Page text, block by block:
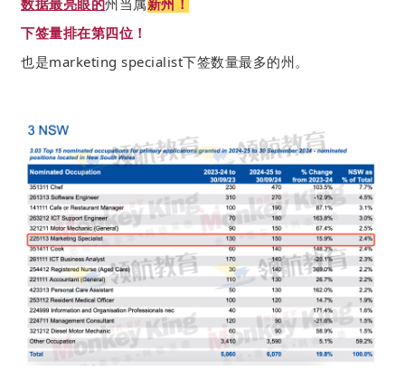
数据最亮眼的州当属新州！
下签量排在第四位！
也是marketing specialist下签数量最多的州。